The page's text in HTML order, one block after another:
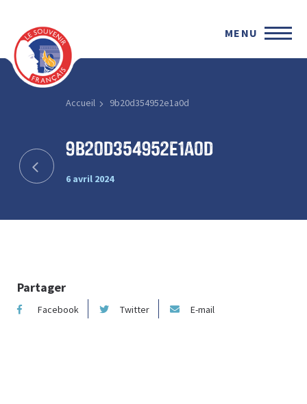
MENU
Accueil 9b20d354952e1a0d
9b20d354952e1a0d
6 avril 2024
Partager
Facebook Twitter E-mail